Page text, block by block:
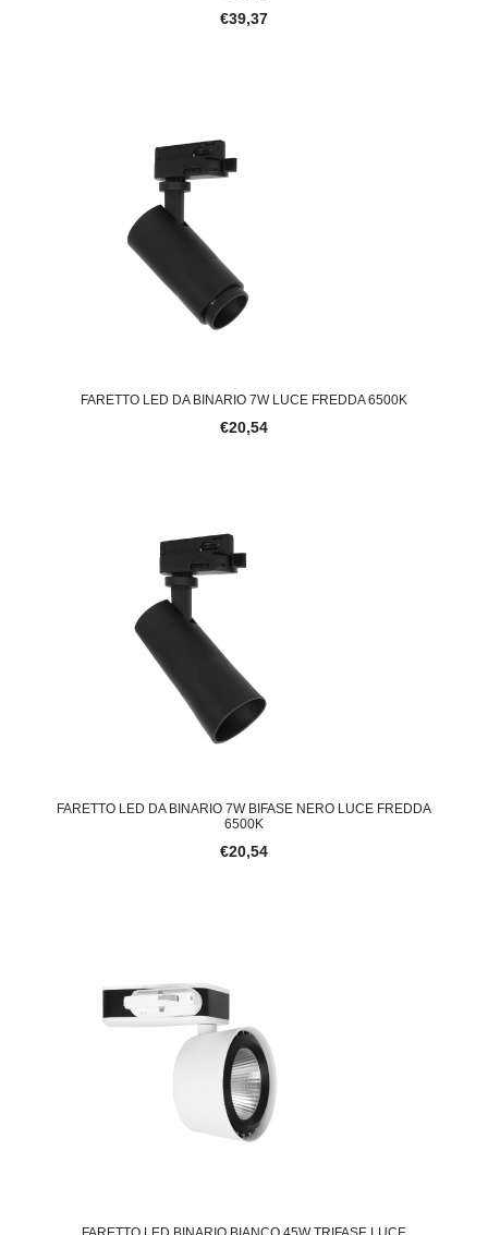
€39,37
FARETTO LED DA BINARIO 7W LUCE FREDDA 6500K
€20,54
FARETTO LED DA BINARIO 7W BIFASE NERO LUCE FREDDA
6500K
€20,54